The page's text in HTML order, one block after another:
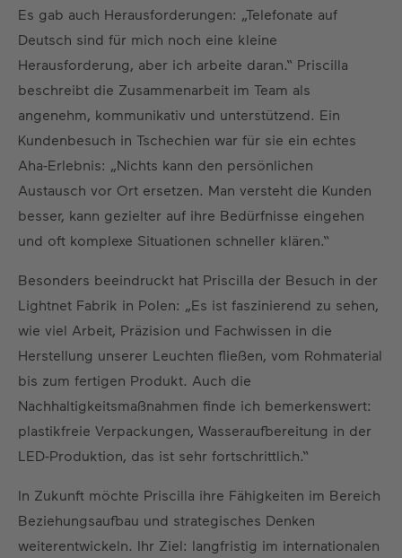
Es gab auch Herausforderungen: „Telefonate auf
Deutsch sind für mich noch eine kleine
Herausforderung, aber ich arbeite daran.“ Priscilla
beschreibt die Zusammenarbeit im Team als
angenehm, kommunikativ und unterstützend. Ein
Kundenbesuch in Tschechien war für sie ein echtes
Aha-Erlebnis: „Nichts kann den persönlichen
Austausch vor Ort ersetzen. Man versteht die Kunden
besser, kann gezielter auf ihre Bedürfnisse eingehen
und oft komplexe Situationen schneller klären.“
Besonders beeindruckt hat Priscilla der Besuch in der
Lightnet Fabrik in Polen: „Es ist faszinierend zu sehen,
wie viel Arbeit, Präzision und Fachwissen in die
Herstellung unserer Leuchten fließen, vom Rohmaterial
bis zum fertigen Produkt. Auch die
Nachhaltigkeitsmaßnahmen finde ich bemerkenswert:
plastikfreie Verpackungen, Wasseraufbereitung in der
LED-Produktion, das ist sehr fortschrittlich.“
In Zukunft möchte Priscilla ihre Fähigkeiten im Bereich
Beziehungsaufbau und strategisches Denken
weiterentwickeln. Ihr Ziel: langfristig im internationalen